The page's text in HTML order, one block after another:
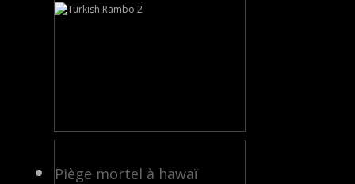
Piège mortel à hawaï